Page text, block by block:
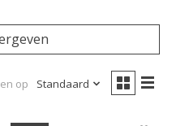
op Standaard